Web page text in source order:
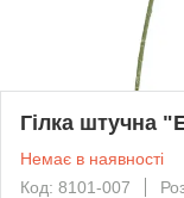
Гілка штучна
Немає в наявності
Код: 8101-007